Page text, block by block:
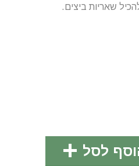
שאריות ביצים.
לסל